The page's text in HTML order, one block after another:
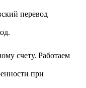
перевод
счету. Работаем
при